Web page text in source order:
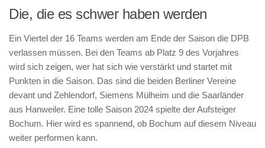
Die, die es schwer haben werden
Ein Viertel der 16 Teams werden am Ende der Saison die DPB
verlassen müssen. Bei den Teams ab Platz 9 des Vorjahres
wird sich zeigen, wer hat sich wie verstärkt und startet mit
Punkten in die Saison. Das sind die beiden Berliner Vereine
devant und Zehlendorf, Siemens Mülheim und die Saarländer
aus Hanweiler. Eine tolle Saison 2024 spielte der Aufsteiger
Bochum. Hier wird es spannend, ob Bochum auf diesem Niveau
weiter performen kann.